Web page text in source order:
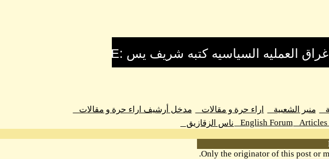
منبر الشعبية اراء حرة و مقالات
مدخل أرشيف اراء حرة و مقالات
Articles
English Forum
ناس الزقازيق
Only the originator of this post or